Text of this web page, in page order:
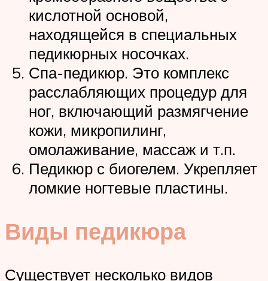
кислотной основой,
находящейся в специальных
педикюрных носочках.
Спа-педикюр. Это комплекс
расслабляющих процедур для
ног, включающий размягчение
кожи, микропилинг,
омолаживание, массаж и т.п.
Педикюр с биогелем. Укрепляет
ломкие ногтевые пластины.
Виды педикюра
Существует несколько видов